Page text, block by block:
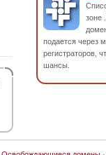
зоне
подается через
регистраторов,
шансы.